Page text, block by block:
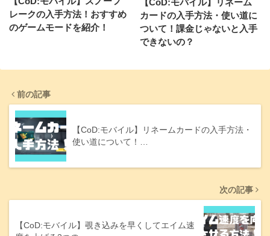
レークの入手方法！おすすめ
のゲームモードを紹介！
カードの入手方法・使い道に
ついて！課金じゃないと入手
できないの？
前の記事
【CoD:モバイル】リネームカードの入手方法・
使い道について！…
次の記事
【CoD:モバイル】覗き込みを早くしてエイム速